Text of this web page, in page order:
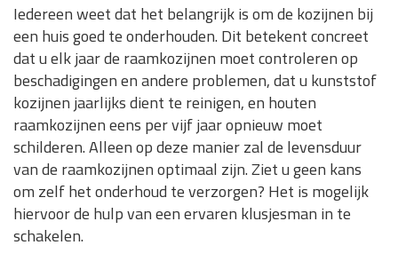
Iedereen weet dat het belangrijk is om de kozijnen bij
een huis goed te onderhouden. Dit betekent concreet
dat u elk jaar de raamkozijnen moet controleren op
beschadigingen en andere problemen, dat u kunststof
kozijnen jaarlijks dient te reinigen, en houten
raamkozijnen eens per vijf jaar opnieuw moet
schilderen. Alleen op deze manier zal de levensduur
van de raamkozijnen optimaal zijn. Ziet u geen kans
om zelf het onderhoud te verzorgen? Het is mogelijk
hiervoor de hulp van een ervaren klusjesman in te
schakelen.